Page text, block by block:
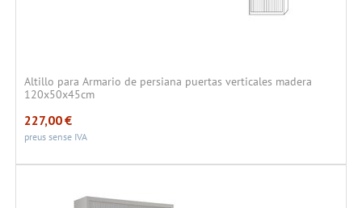
Altillo para Armario de persiana puertas verticales madera
120x50x45cm
227,00€
preus sense IVA